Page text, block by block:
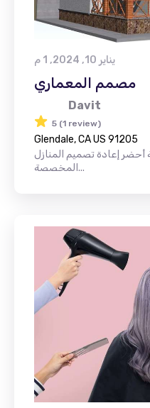
يناير 10, 2024, 1 م
مصمم المعماري
Davit
5 (1 review)
Glendale, CA US 91205
أحضر إعادة تصميم المنازل
المخصصة...